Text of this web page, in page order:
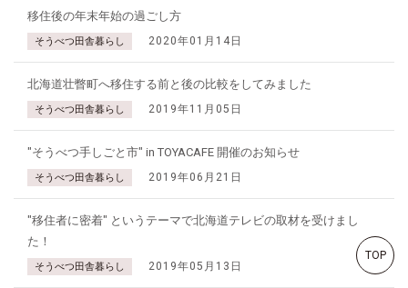
移住後の年末年始の過ごし方
そうべつ田舎暮らし 2020年01月14日
北海道壮瞥町へ移住する前と後の比較をしてみました
そうべつ田舎暮らし 2019年11月05日
"そうべつ手しごと市" in TOYACAFE 開催のお知らせ
そうべつ田舎暮らし 2019年06月21日
"移住者に密着" というテーマで北海道テレビの取材を受けまし
た！
そうべつ田舎暮らし 2019年05月13日
TOP